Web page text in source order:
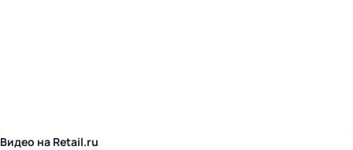
Видео на Retail.ru